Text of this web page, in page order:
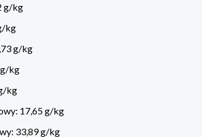
g/kg
kg
g/kg
kg
kg
17,65 g/kg
33,89 g/kg